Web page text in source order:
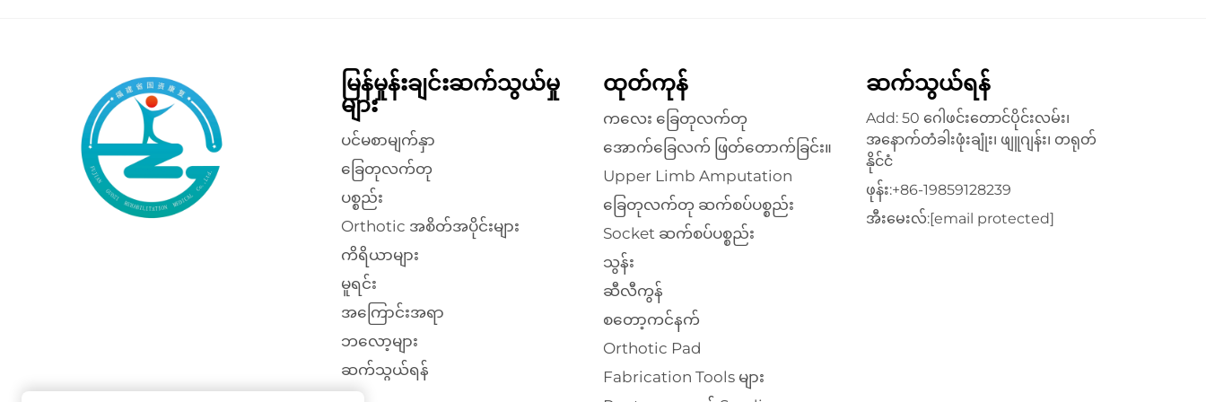
မြန်မှုန်းချင်းဆက်သွယ်မှု
များ
ပင်မစာမျက်နှာ
ခြေတုလက်တု
ပစ္စည်း
Orthotic အစိတ်အပိုင်းများ
ကိရိယာများ
မူရင်း
အကြောင်းအရာ
ဘလော့များ
ဆက်သွယ်ရန်
ထုတ်ကုန်
ကလေး ခြေတုလက်တု
အောက်ခြေလက် ဖြတ်တောက်ခြင်း။
Upper Limb Amputation
ခြေတုလက်တု ဆက်စပ်ပစ္စည်း
Socket ဆက်စပ်ပစ္စည်း
သွန်း
ဆီလီကွန်
စတော့ကင်နက်
Orthotic Pad
Fabrication Tools များ
ဆက်သွယ်ရန်
Add: 50 ဂေါဖင်းတောင်ပိုင်းလမ်း၊
အနောက်တံခါးဖုံးချုံး၊ ဖျူဂျန်း၊ တရုတ်
နိုင်ငံ
ဖုန်း:+86-19859128239
အီးမေးလ်:[email protected]